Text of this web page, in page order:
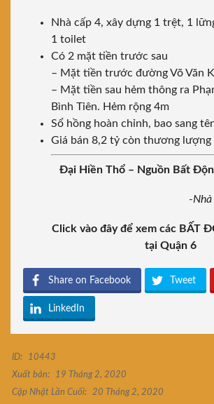
Nhà cấp 4, xây dựng 1 trệt, 1
1 toilet
Có 2 mặt tiền trước sau
– Mặt tiền trước đường Võ Văn
– Mặt tiền sau hẻm thông ra
Bình Tiên. Hẻm rộng 4m
Sổ hồng hoàn chỉnh, bao sang
Giá bán 8,2 tỷ còn thương lượng
Đại Hiền Thổ – Nguồn Bất
-Nhà
Click vào đây để xem các BẤT
tại Quận 6
Share on Facebook Tweet
LinkedIn
ID:
10443
Xuất bản:
19 Tháng 2, 2020
Cập Nhật Lần Cuối:
20 Tháng 2, 2020